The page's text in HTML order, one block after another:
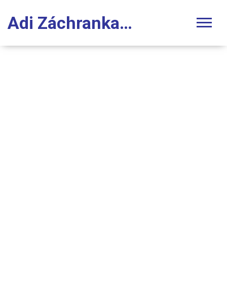
Adi Záchranka Stomatologie